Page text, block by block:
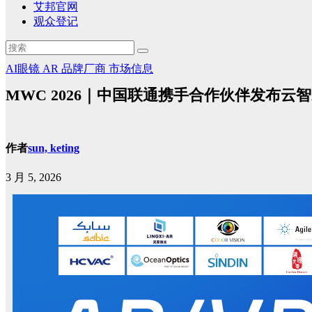
艾邦官网
观众登记
AI眼镜 AR 品牌厂商 市场信息
MWC 2026｜中国联通携手合作伙伴发布云
作者sun, keting
3 月 5, 2026